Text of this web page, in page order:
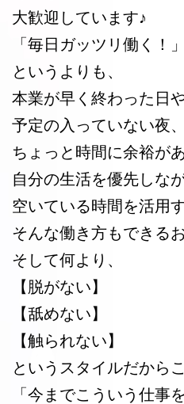
大歓迎しています♪
「毎日ガッツリ働く！」
というよりも、
本業が早く終わった日や
予定の入っていない夜、
ちょっと時間に余裕が
自分の生活を優先しなが
空いている時間を活用す
そんな働き方もできる
そして何より、
【脱がない】
【舐めない】
【触られない】
というスタイルだからこ
「今までこういう仕事を